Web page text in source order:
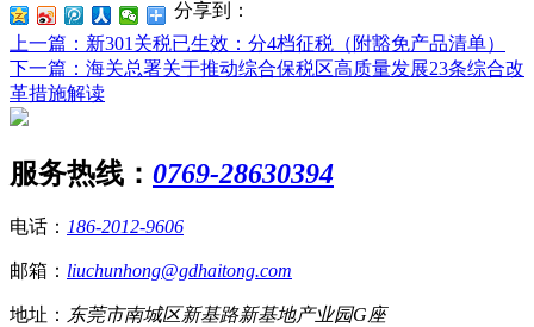
分享到：
上一篇 ：新301关税已生效：分4档征税（附豁免产品清单）
下一篇 ：海关总署关于推动综合保税区高质量发展23条综合改
革措施解读
服务热线： 0769-28630394
电话： 186-2012-9606
邮箱： liuchunhong@gdhaitong.com
地址： 东莞市南城区新基路新基地产业园G座